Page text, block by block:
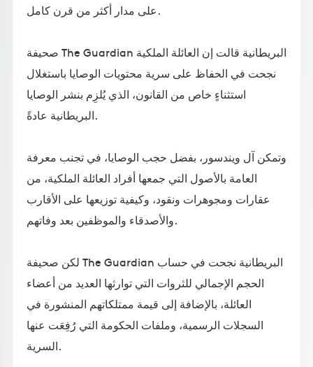
على مدار أكثر من قرن كامل.
صحيفة The Guardian البريطانية قالت إن العائلة الملكية
نجحت في الحفاظ على سرية محتويات الوصايا باستغلال
استثناءٍ خاص من القانون، الذي يُلزِم بنشر الوصايا
البريطانية عادةً.
وتمكن آل ويندسور، بفضل حجب الوصايا، في تجنب معرفة
العامة بالأصول التي جمعها أفراد العائلة الملكية، من
عقارات ومجوهرات ونقود، وكيفية توزيعها على الأقارب
والأصدقاء والموظفين بعد وفاتهم.
لكن صحيفة The Guardian البريطانية نجحت في حساب
الحجم الإجمالي للثروات التي توارثها العديد من أعضاء
العائلة، بالإضافة إلى قيمة ممتلكاتهم المنشورة في
السجلات الرسمية، وملفات الحكومة التي رُفِعَت عنها
السرية.